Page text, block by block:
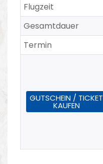
Flugzeit
Gesamtdauer
Termin
GUTSCHEIN / TICKET
KAUFEN